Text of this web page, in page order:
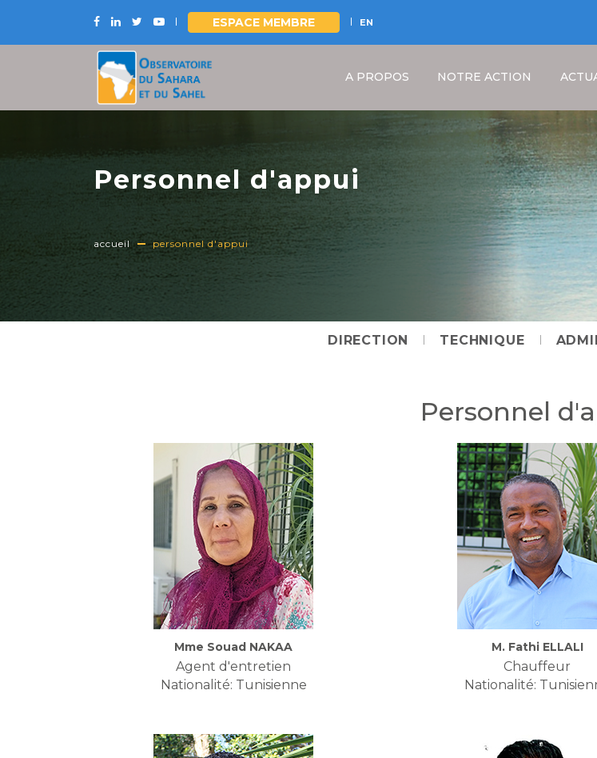
principal
ESPACE MEMBRE EN
A PROPOS NOTRE ACTION
Personnel d'appui
Fil
d'Ariane
accueil personnel d'appui
DIRECTION TECHNIQUE
Personnel
Mme Souad NAKAA
Agent d'entretien
Nationalité: Tunisienne
M. Fathi ELLALI
Chauffeur
Nationalité: